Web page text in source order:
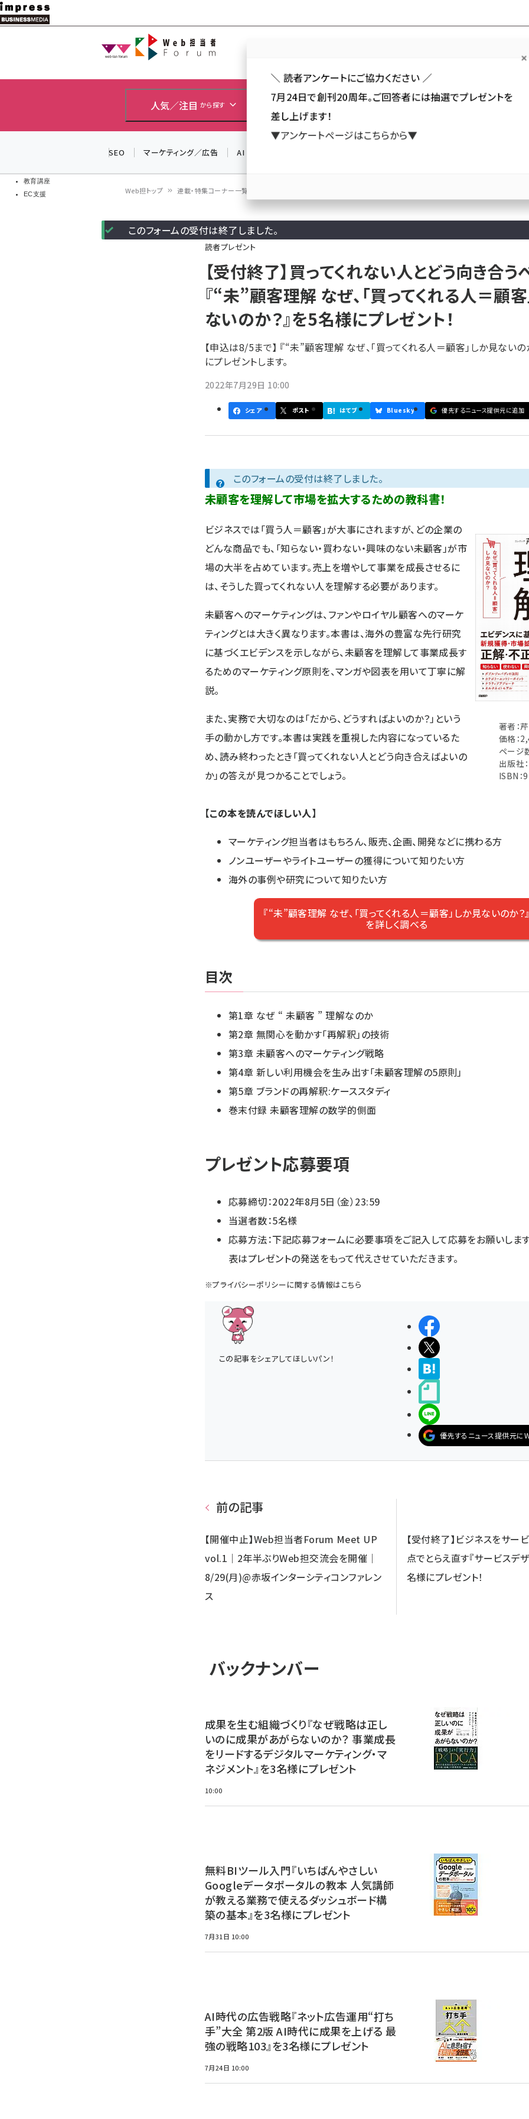
メ
イ
教育講座
EC支援
Web担当者Forum
人気／注目 から探す カテゴリ／種別 から探す セミナー／イベント から探す
SEO マーケティング／広告 AI
パ
ン
Web担トップ 連載・特集コーナー一覧
このフォームの受付は終了しました。
読者プレゼント
【受付終了】買ってくれない人とどう向き合う
『“未”顧客理解 なぜ、「買ってくれる人＝顧
ないのか？』を5名様にプレゼント！
【申込は8/5まで】 『“未”顧客理解 なぜ、「買ってくれる人＝顧客」しか見ないの
にプレゼントします。
2022年7月29日 10:00
シェア ポスト はてブ Bluesky 優先するニュース提供元に追加
このフォームの受付は終了しました。
未顧客を理解して市場を拡大するための教科書！
著者：
価格：
ページ
出版社
ISBN
ビジネスでは「買う人＝顧客」が大事にされますが、どの企業の
どんな商品でも、「知らない・買わない・興味のない未顧客」が市
場の大半を占めています。売上を増やして事業を成長させるに
は、そうした買ってくれない人を理解する必要があります。
未顧客へのマーケティングは、ファンやロイヤル顧客へのマーケ
ティングとは大きく異なります。本書は、海外の豊富な先行研究
に基づくエビデンスを示しながら、未顧客を理解して事業成長す
るためのマーケティング原則を、マンガや図表を用いて丁寧に解
説。
また、実務で大切なのは「だから、どうすればよいのか？」という
手の動かし方です。本書は実践を重視した内容になっているた
め、読み終わったとき「買ってくれない人とどう向き合えばよいの
か」の答えが見つかることでしょう。
【この本を読んでほしい人】
マーケティング担当者はもちろん、販売、企画、開発などに携わる方
ノンユーザーやライトユーザーの獲得について知りたい方
海外の事例や研究について知りたい方
『“未”顧客理解 なぜ、「買ってくれる人＝顧客」しか見ないのか？
を詳しく調べる
目次
第1章 なぜ “ 未顧客 ” 理解なのか
第2章 無関心を動かす「再解釈」の技術
第3章 未顧客へのマーケティング戦略
第4章 新しい利用機会を生み出す「未顧客理解の5原則」
第5章 ブランドの再解釈:ケーススタディ
巻末付録 未顧客理解の数学的側面
プレゼント応募要項
応募締切：2022年8月5日（金）23:59
当選者数：5名様
応募方法：下記応募フォームに必要事項をご記入して応募をお願いしま
表はプレゼントの発送をもって代えさせていただきます。
※プライバシーポリシーに関する情報はこちら
この記事をシェアしてほしいパン！
シェアする
ポストする
LINEで送る
優先するニュース提供元に
前の記事
【開催中止】Web担当者Forum Meet UP
vol.1｜2年半ぶりWeb担交流会を開催｜
8/29(月)@赤坂インターシティコンファレン
ス
【受付終了】ビジネスをサー
点でとらえ直す『サービスデ
名様にプレゼント！
バックナンバー
成果を生む組織づくり『なぜ戦略は正し
いのに成果があがらないのか？ 事業成長
をリードするデジタルマーケティング・マ
ネジメント』を3名様にプレゼント
10:00
無料BIツール入門『いちばんやさしい
Googleデータポータルの教本 人気講師
が教える業務で使えるダッシュボード構
築の基本』を3名様にプレゼント
7月31日 10:00
AI時代の広告戦略『ネット広告運用“打ち
手”大全 第2版 AI時代に成果を上げる 最
強の戦略103』を3名様にプレゼント
7月24日 10:00
＼ 読者アンケートにご協力ください ／
7月24日で創刊20周年。ご回答者には抽選でプレゼントを
差し上げます！
▼アンケートページはこちらから▼